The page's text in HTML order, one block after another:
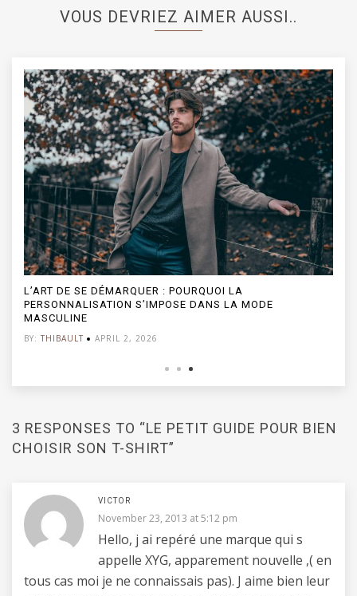
VOUS DEVRIEZ AIMER AUSSI..
JEAN LOOSE HOMME : COMMENT PORTER L’AMPLEUR
AVEC STYLE ?
BY:THIBAULT
3 RESPONSES TO “LE PETIT GUIDE POUR BIEN
CHOISIR SON T-SHIRT”
VICTOR
November 23, 2013 at 5:12 pm
Hello, j ai repéré une marque qui s
appelle XYG, apparement nouvelle ,( en
tous cas moi je ne connaissais pas). J aime bien leur